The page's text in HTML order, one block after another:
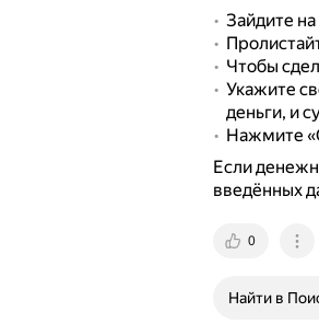
Зайдите на
Чтобы
Укажите
деньги, и
Нажмите
Если
введённых
0
Найти в